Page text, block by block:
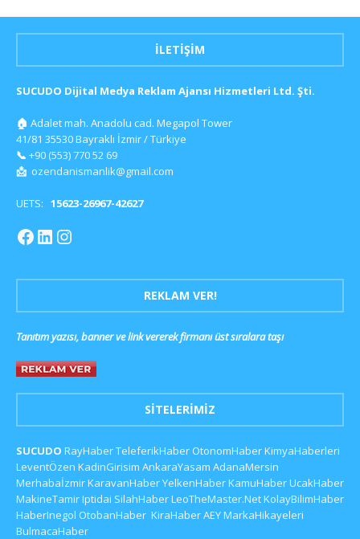
İLETIŞIM
SUCUDO Dijital Medya Reklam Ajansı Hizmetleri Ltd. Şti.
🏠 Adalet mah. Anadolu cad. Megapol Tower
41/81 35530 Bayraklı İzmir / Türkiye
📞 +90 (553) 770 52 69
📩 ozendanismanlik@gmail.com
UETS: 15623-26967-42627
REKLAM VER!
Tanıtım yazısı, banner ve link vererek firmanı üst sıralara taşı
SITELERIMIZ
SUCUDO RayHaberTeleferikHaber OtonomHaberKimyaHaberleri
LeventÖzen KadinGirisim AnkaraYasam AdanaMersin
MerhabaİzmirKaravanHaberYelkenHaberKamuHaberUcakHaber
MakineTamirIptidai SilahHaberLeoTheMaster.NetKolayBilimHaber
HaberInegol OtobanHaber KiraHaberAEYMarkaHikayeleri
BulmacaHaber